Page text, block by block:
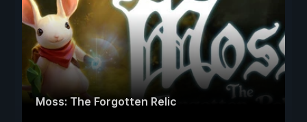
Moss: The Forgotten Relic